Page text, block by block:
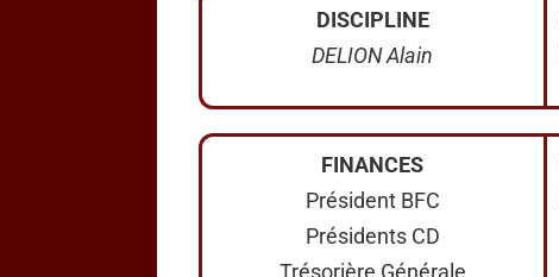
DISCIPLINE
DELION Alain
FINANCES
Président BFC
Présidents CD
Trésorière Générale